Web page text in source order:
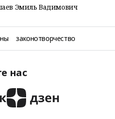
Эмиль Вадимович
законотворчество
нас